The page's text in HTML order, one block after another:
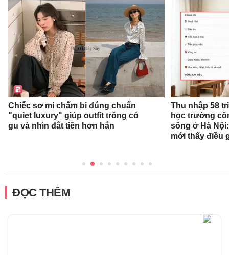
Chiếc sơ mi chấm bi đúng chuẩn
"quiet luxury" giúp outfit trông có
gu và nhìn đắt tiền hơn hẳn
Thu nhập 58
học trường
sống ở Hà
mới thấy điều
ĐỌC THÊM